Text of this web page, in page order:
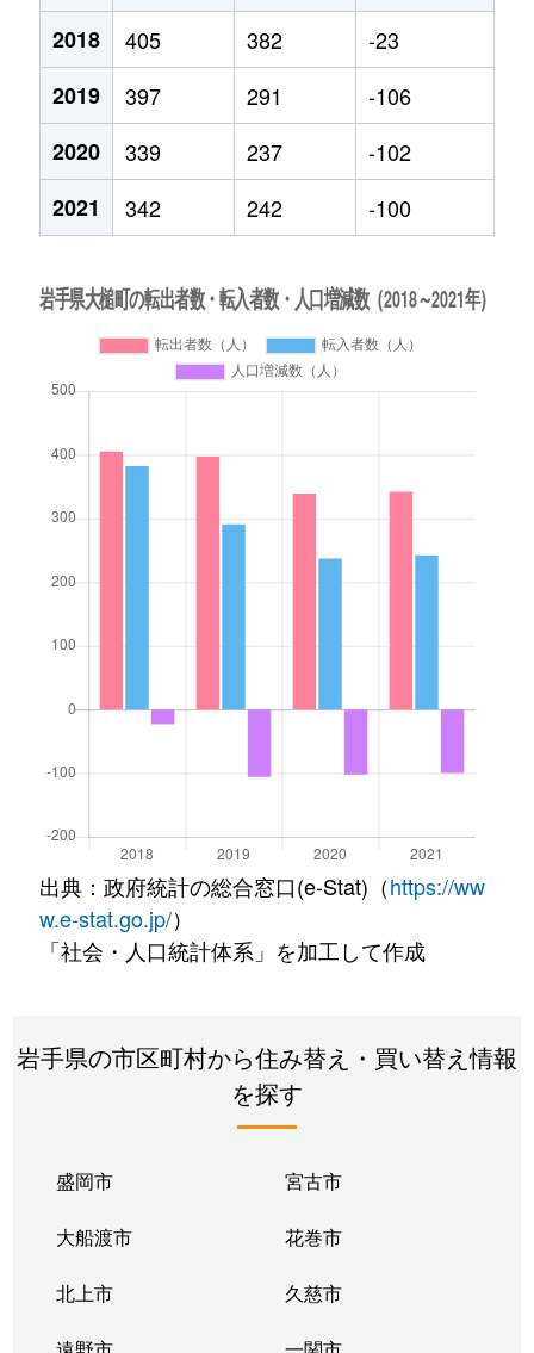
2018
405 382
-23
2019
397 291
-106
2020
339 237
-102
2021
342 242 -100
出典：政府統計の総合窓口(e-Stat)（https://ww
w.e-stat.go.jp/）
「社会・人口統計体系」を加工して作成
岩手県の市区町村から住み替え・買い替え情報
を探す
盛岡市 宮古市
大船渡市 花巻市
北上市 久慈市